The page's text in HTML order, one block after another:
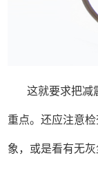
这就要求把减
重点。还应注意
象，或是看有无